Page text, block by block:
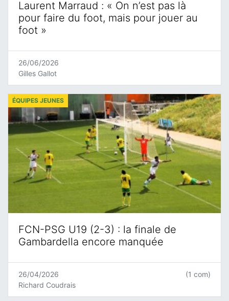
Laurent Marraud : « On n’est pas là
pour faire du foot, mais pour jouer au
foot »
26/06/2026
Gilles Gallot
FCN-PSG U19 (2-3) : la finale de
Gambardella encore manquée
ÉQUIPES JEUNES
26/04/2026
Richard Coudrais
(1 com)